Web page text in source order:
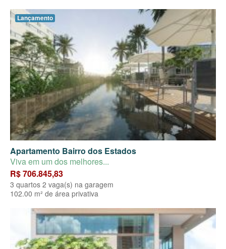
Lançamento
Apartamento Bairro dos Estados
Viva em um dos melhores...
R$ 706.845,83
3 quartos 2 vaga(s) na garagem
102.00 m² de área privativa